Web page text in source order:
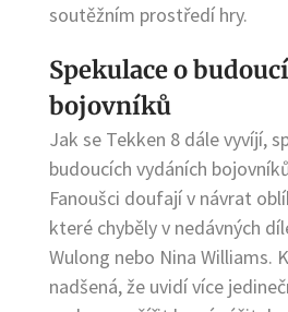
soutěžním prostředí hry.
Spekulace o
bojovníků
Jak se Tekken 8 dále vyvíjí,
budoucích vydáních
Fanoušci doufají v návrat
které chyběly v nedávných
Wulong nebo Nina Williams.
nadšená, že uvidí více